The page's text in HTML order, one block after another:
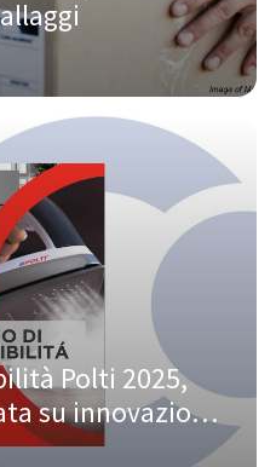
Polti 2025,
su innovazione